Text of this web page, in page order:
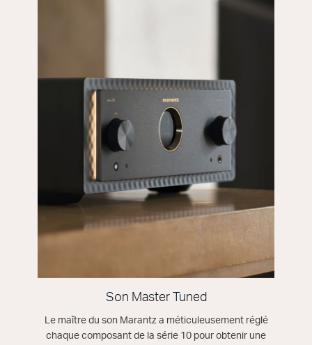
Son Master Tuned
Le maître du son Marantz a méticuleusement réglé
chaque composant de la série 10 pour obtenir une